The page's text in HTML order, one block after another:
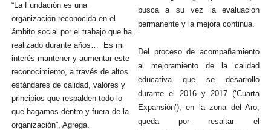
“La Fundación es una
organización reconocida en el
ámbito social por el trabajo que ha
realizado durante años… Es mi
interés mantener y aumentar este
reconocimiento, a través de altos
estándares de calidad, valores y
principios que respalden todo lo
que hagamos dentro y fuera de la
organización”, Agrega.
busca a su vez la evaluación
permanente y la mejora continua.
Del proceso de acompañamiento
al mejoramiento de la calidad
educativa que se desarrollo
durante el 2016 y 2017 (‘Cuarta
Expansión’), en la zona del Aro,
queda por resaltar el